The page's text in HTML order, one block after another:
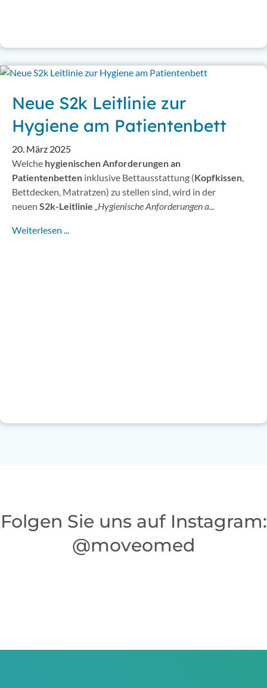
Neue S2k Leitlinie zur
Hygiene am Patientenbett
20. März 2025
Welche hygienischen Anforderungen an
Patientenbetten inklusive Bettausstattung (Kopfkissen,
Bettdecken, Matratzen) zu stellen sind, wird in der
neuen S2k-Leitlinie „Hygienische Anforderungen a...
Weiterlesen ...
Folgen Sie uns auf Instagram:
@moveomed